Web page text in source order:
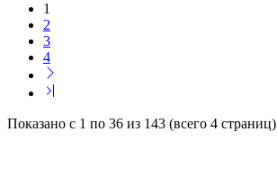
1
2
3
4
Показано с 1 по 36 из 143 (всего 4 страниц)